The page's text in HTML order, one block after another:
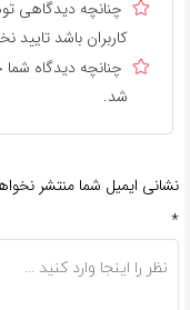
چنانچه دیدگاهی
کاربران باشد تایید
چنانچه دیدگاه شما
شد.
نشانی ایمیل شما منتشر
*